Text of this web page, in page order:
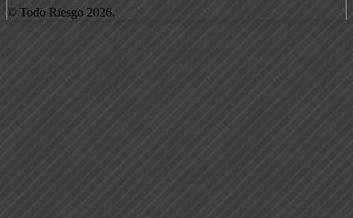
© Todo Riesgo 2026.